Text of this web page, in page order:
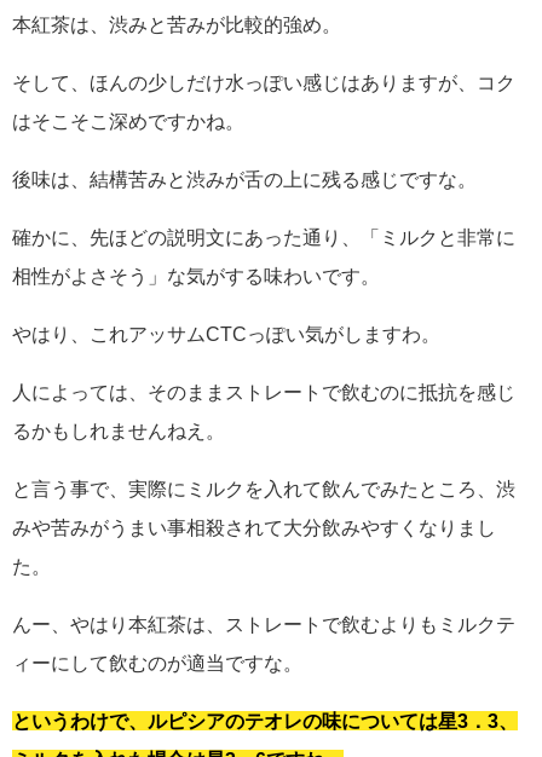
本紅茶は、渋みと苦みが比較的強め。
そして、ほんの少しだけ水っぽい感じはありますが、コク
はそこそこ深めですかね。
後味は、結構苦みと渋みが舌の上に残る感じですな。
確かに、先ほどの説明文にあった通り、「ミルクと非常に
相性がよさそう」な気がする味わいです。
やはり、これアッサムCTCっぽい気がしますわ。
人によっては、そのままストレートで飲むのに抵抗を感じ
るかもしれませんねえ。
と言う事で、実際にミルクを入れて飲んでみたところ、渋
みや苦みがうまい事相殺されて大分飲みやすくなりまし
た。
んー、やはり本紅茶は、ストレートで飲むよりもミルクテ
ィーにして飲むのが適当ですな。
というわけで、ルピシアのテオレの味については星3．3、